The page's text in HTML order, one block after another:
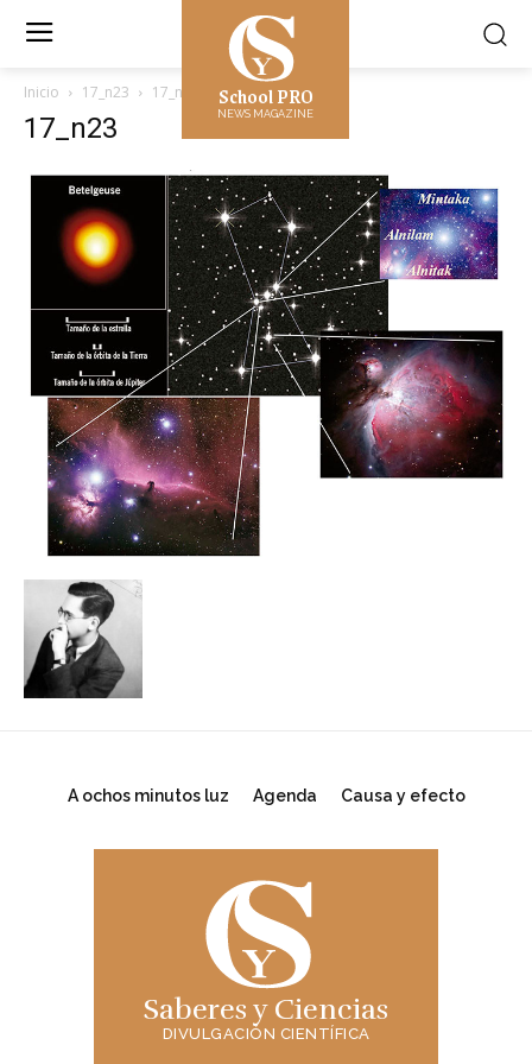
School PRO
NEWS MAGAZINE
Inicio 17_n23 17_n23
17_n23
A ochos minutos luz Agenda Causa y efecto
Saberes y Ciencias
DIVULGACIÓN CIENTÍFICA